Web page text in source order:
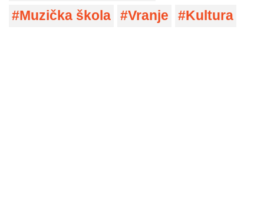
Muzička škola
Vranje Kultura